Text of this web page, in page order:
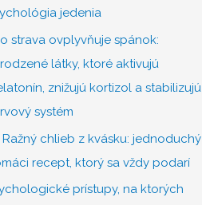
jedenia
strava ovplyvňuje spánok:
látky, ktoré aktivujú
znižujú kortizol a stabilizujú
systém
Ražný chlieb z kvásku: jednoduchý
recept, ktorý sa vždy podarí
prístupy, na ktorých